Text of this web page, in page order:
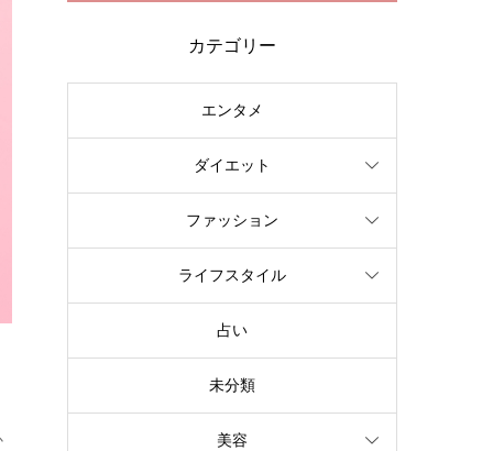
カテゴリー
エンタメ
ダイエット
ファッション
ライフスタイル
占い
未分類
美容